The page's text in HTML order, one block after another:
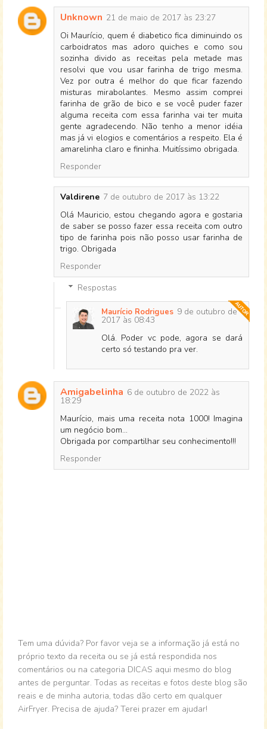
Unknown 21 de maio de 2017 às 23:27
Oi Maurício, quem é diabetico fica diminuindo os
carboidratos mas adoro quiches e como sou
sozinha divido as receitas pela metade mas
resolvi que vou usar farinha de trigo mesma.
Vez por outra é melhor do que ficar fazendo
misturas mirabolantes. Mesmo assim comprei
farinha de grão de bico e se você puder fazer
alguma receita com essa farinha vai ter muita
gente agradecendo. Não tenho a menor idéia
mas já vi elogios e comentários a respeito. Ela é
amarelinha claro e fininha. Muitíssimo obrigada.
Responder
Valdirene 7 de outubro de 2017 às 13:22
Olá Mauricio, estou chegando agora e gostaria
de saber se posso fazer essa receita com outro
tipo de farinha pois não posso usar farinha de
trigo. Obrigada
Responder
Respostas
Maurício Rodrigues 9 de outubro de
2017 às 08:43
Olá. Poder vc pode, agora se dará
certo só testando pra ver.
Amigabelinha 6 de outubro de 2022 às
18:29
Maurício, mais uma receita nota 1000! Imagina
um negócio bom...
Obrigada por compartilhar seu conhecimento!!!
Responder
Tem uma dúvida? Por favor veja se a informação já está no
próprio texto da receita ou se já está respondida nos
comentários ou na categoria DICAS aqui mesmo do blog
antes de perguntar. Todas as receitas e fotos deste blog são
reais e de minha autoria, todas dão certo em qualquer
AirFryer. Precisa de ajuda? Terei prazer em ajudar!